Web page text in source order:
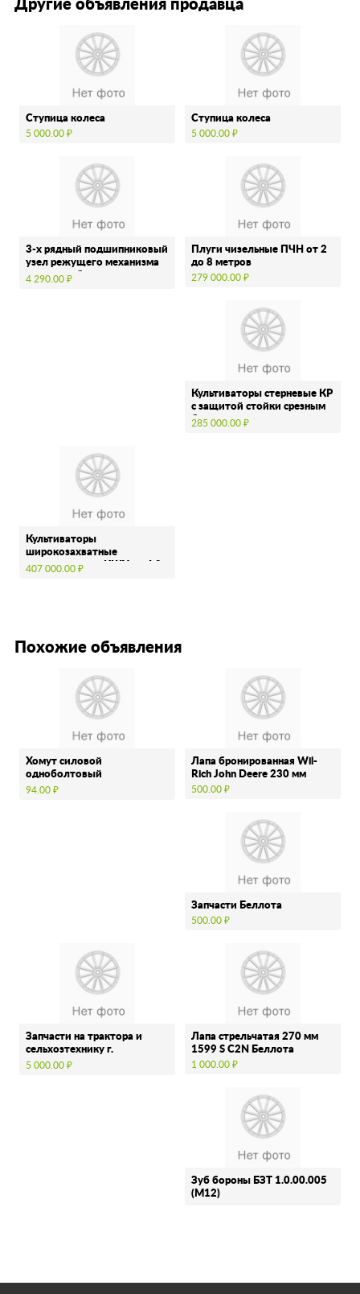
Другие объявления продавца
Ступица колеса
5 000.00 ₽
Ступица колеса
5 000.00 ₽
3-х рядный подшипниковый
узел режущего механизма
дисковой бороны
4 290.00 ₽
Плуги чизельные ПЧН от 2
до 8 метров
279 000.00 ₽
Культиваторы стерневые КР
с защитой стойки срезным
болтом …
285 000.00 ₽
Культиваторы
широкозахватные
универсальные КШУ от 4,8
407 000.00 ₽
Похожие объявления
Хомут силовой
одноболтовый
нержавеющий
94.00 ₽
Лапа бронированная Wil-
Rich John Deere 230 мм
500.00 ₽
Запчасти Беллота
500.00 ₽
Запчасти на трактора и
сельхозтехнику г.
Набережные Челны
5 000.00 ₽
Лапа стрельчатая 270 мм
1599 S C2N Беллота
1 000.00 ₽
Зуб бороны БЗТ 1.0.00.005
(М12)